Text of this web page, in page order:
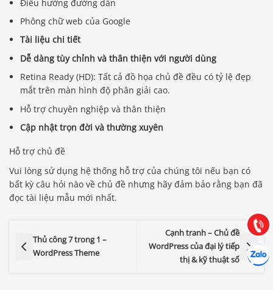
Điều hướng đường dẫn
Phông chữ web của Google
Tài liệu chi tiết
Dễ dàng tùy chỉnh và thân thiện với người dùng
Retina Ready (HD): Tất cả đồ họa chủ đề đều có tỷ lệ đẹp
mắt trên màn hình độ phân giải cao.
Hỗ trợ chuyên nghiệp và thân thiện
Cập nhật trọn đời và thường xuyên
Hỗ trợ chủ đề
Vui lòng sử dụng hệ thống hỗ trợ của chúng tôi nếu bạn có
bất kỳ câu hỏi nào về chủ đề nhưng hãy đảm bảo rằng bạn đã
đọc tài liệu mẫu mới nhất.
Thủ công 7 trong 1 –
WordPress Theme
Cạnh tranh – Chủ đề
WordPress của đại lý tiếp
thị & kỹ thuật số
Gọi
0903.976.769
(028) 22.166.144
Chát
Hợp tác